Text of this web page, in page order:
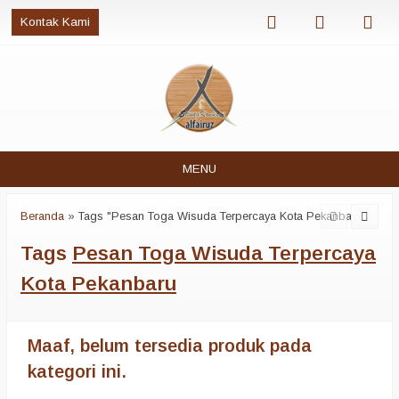
Kontak Kami
MENU
Beranda »Tags "Pesan Toga Wisuda Terpercaya Kota Pekanbaru"
Tags Pesan Toga Wisuda Terpercaya
Kota Pekanbaru
Maaf, belum tersedia produk pada
kategori ini.